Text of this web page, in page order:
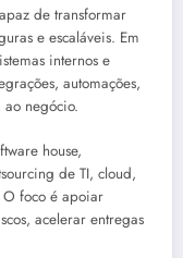
de transformar
e escaláveis. Em
internos e
automações,
negócio.
house,
de TI, cloud,
O foco é apoiar
acelerar entregas